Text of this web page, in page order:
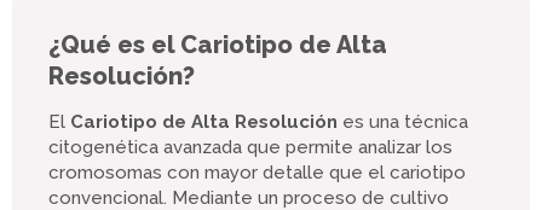
¿Qué es el Cariotipo de Alta
Resolución?
El Cariotipo de Alta Resolución es una técnica
citogenética avanzada que permite analizar los
cromosomas con mayor detalle que el cariotipo
convencional. Mediante un proceso de cultivo